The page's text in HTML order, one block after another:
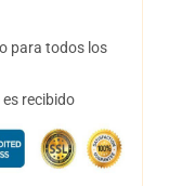
para todos los
recibido